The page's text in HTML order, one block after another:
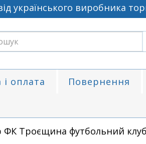
українського виробника
оплата Повернення
ФК Троєщина футбольний клуб